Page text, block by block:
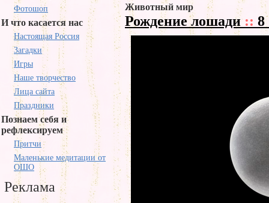
Фотошоп
И что касается нас
Настоящая Россия
Загадки
Игры
Наше творчество
Лица сайта
Праздники
Познаем себя и
рефлексируем
Притчи
Маленькие медитации от
ОШО
Реклама
Животный мир
Рождение лошади:: 8